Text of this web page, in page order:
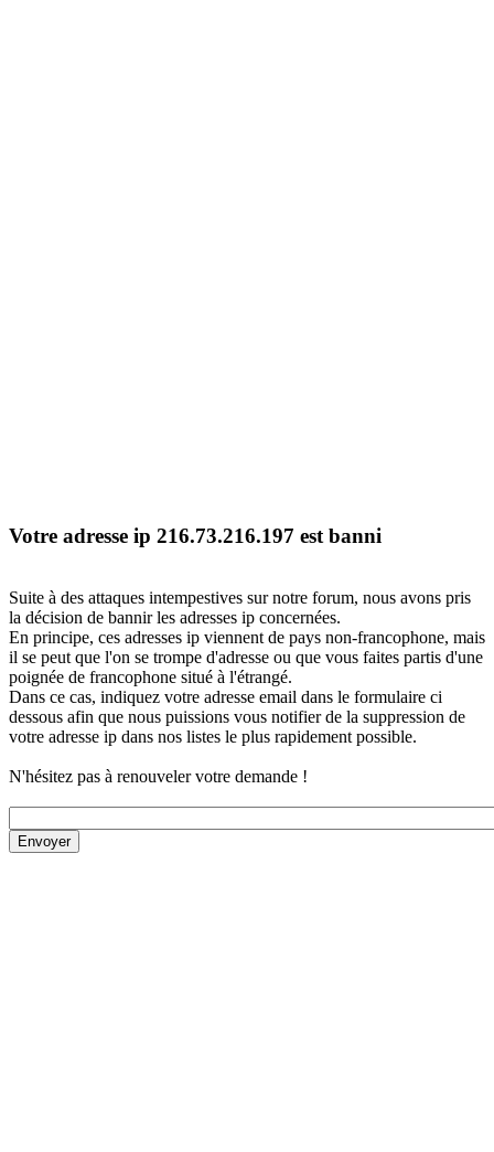
Votre adresse ip 216.73.216.197 est banni
Suite à des attaques intempestives sur notre forum, nous avons pris
la décision de bannir les adresses ip concernées.
En principe, ces adresses ip viennent de pays non-francophone, mais
il se peut que l'on se trompe d'adresse ou que vous faites partis d'une
poignée de francophone situé à l'étrangé.
Dans ce cas, indiquez votre adresse email dans le formulaire ci
dessous afin que nous puissions vous notifier de la suppression de
votre adresse ip dans nos listes le plus rapidement possible.
N'hésitez pas à renouveler votre demande !